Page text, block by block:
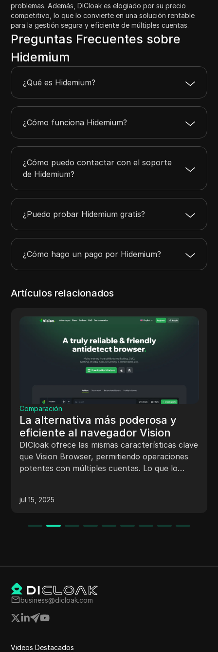
problemas. Además, DICloak es elogiado por su precio
competitivo, lo que lo convierte en una solución rentable
para la gestión segura y eficiente de múltiples cuentas.
Preguntas Frecuentes sobre
Hidemium
¿Qué es Hidemium?
¿Cómo funciona Hidemium?
¿Cómo puedo contactar con el soporte
de Hidemium?
¿Puedo probar Hidemium gratis?
¿Cómo hago un pago por Hidemium?
Artículos relacionados
Comparación
La alternativa flexible y eficiente
a GoLogin
DICloak ofrece las mismas características clave
que GoLogin, pero con mayor flexibilidad y
jul 15, 2025
business@dicloak.com
Videos Destacados